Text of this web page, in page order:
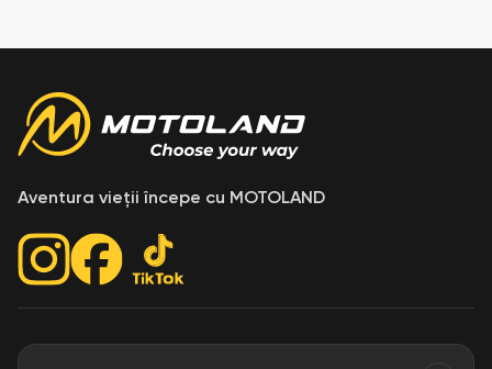
Aventura vieții începe cu MOTOLAND